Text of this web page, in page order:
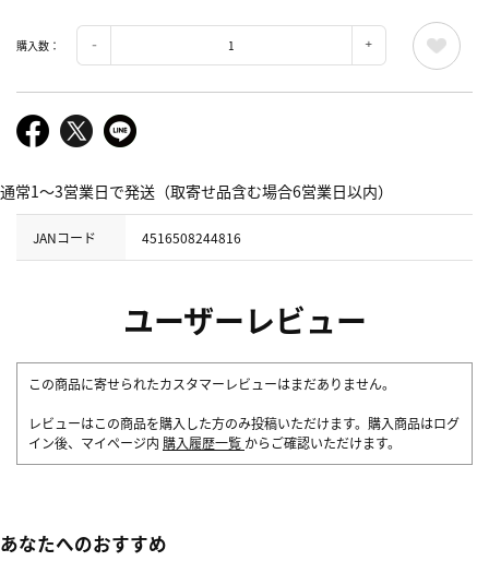
購入数：
通常1～3営業日で発送（取寄せ品含む場合6営業日以内）
JANコード 4516508244816
ユーザーレビュー
この商品に寄せられたカスタマーレビューはまだありません。
レビューはこの商品を購入した方のみ投稿いただけます。購入商品はログ
イン後、マイページ内 購入履歴一覧 からご確認いただけます。
あなたへのおすすめ